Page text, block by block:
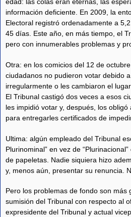
edad: las colas eran eternas, las
información deficiente. En 2009, la
Electoral registró ordenadamente a
45 días. Este año, en más tiempo, el
pero con innumerables problemas y
Otra: en los comicios del 12 de
ciudadanos no pudieron votar debido
irregularmente o les cambiaron el
El Tribunal castigó dos veces a esos
les impidió votar y, después, los
para entregarles certificados de
Ultima: algún empleado del Tribunal
Plurinominal” en vez de
de papeletas. Nadie siquiera hizo
y, menos aún, presentar su renuncia.
Pero los problemas de fondo son más
sumisión del Tribunal con respecto al
expresidente del Tribunal y actual